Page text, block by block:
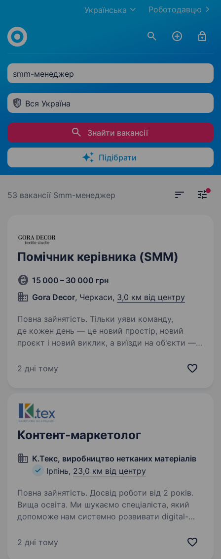
Роботодавцю
Українська
smm-менеджер
Вся Україна
Знайти вакансії
Підібрати
53 вакансії Smm-менеджер
Помічник керівника (SMM)
15 000 – 30 000 грн
Gora Decor, Черкаси, 3,0 км від центру
Повна зайнятість. Тільки уяви команду,
де кожен день — це новий простір, новий
проєкт і новий виклик, а виїзди на об'єкти —
інтер'єрах. Це і є Gora Decor. Ми вже 16 років
2 дні тому
Контент-маркетолог
К.Текс, виробництво нетканих матеріалів
Ірпінь, 23,0 км від центру
Повна зайнятість. Досвід роботи від 2 років.
Вища освіта. Ми шукаємо спеціаліста, який
допоможе нам системно розвивати digital-
для кількох напрямів та перетворювати
2 дні тому